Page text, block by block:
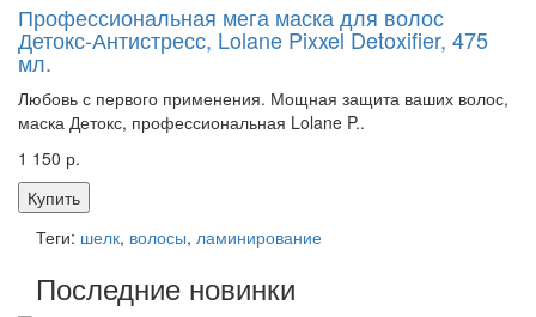
Профессиональная мега маска для волос
Детокс-Антистресс, Lolane Pixxel Detoxifier, 475
мл.
Любовь с первого применения. Мощная защита ваших волос,
маска Детокс, профессиональная Lolane P..
1 150 р.
Купить
Теги: шелк, волосы, ламинирование
Последние новинки